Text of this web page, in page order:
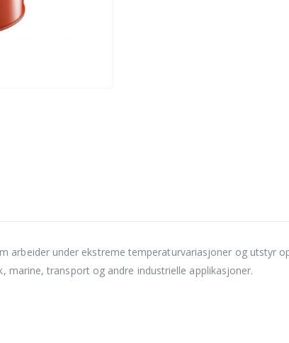
arbeider under ekstreme temperaturvariasjoner og utstyr
marine, transport og andre industrielle applikasjoner.